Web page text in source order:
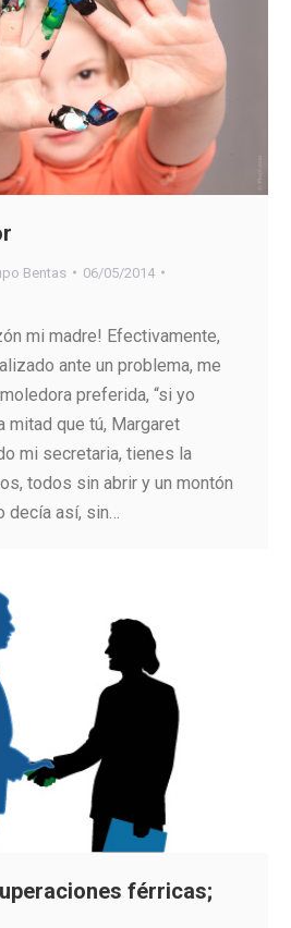
Bentas
06/05/2014
mi madre! Efectivamente,
ante un problema, me
preferida, “si yo
mitad que tú, Margaret
mi secretaria, tienes la
todos sin abrir y un montón
decía así, sin…
férricas;